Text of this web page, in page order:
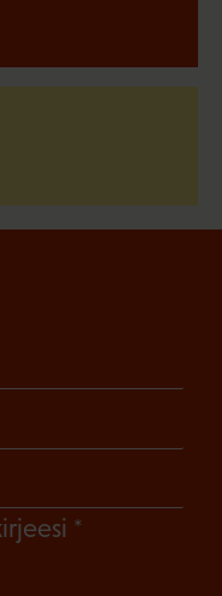
(Pakollinen)